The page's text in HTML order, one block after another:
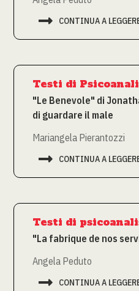
 CONTINUA A
Testi di
"Le Benevole" di
di guardare il male
Mariangela Pierantozzi
 CONTINUA A
Testi di
"La fabrique de nos
Angela Peduto
 CONTINUA A